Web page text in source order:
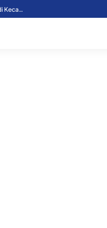
Kapoolres Sergai Bersama Forkopimda Sergai Tinjau Fasilitas Sekolah Rakyat, di Kecamatan Firdaus.